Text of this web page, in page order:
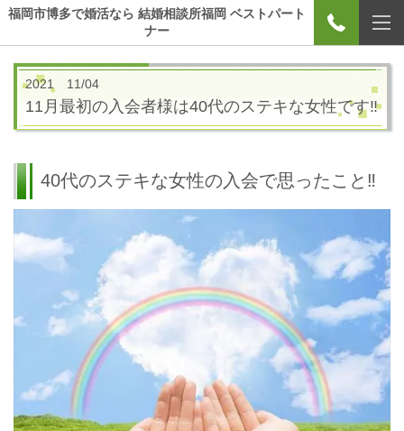
福岡市博多で婚活なら 結婚相談所福岡 ベストパート
ナー
2021 11/04
11月最初の入会者様は40代のステキな女性です‼
40代のステキな女性の入会で思ったこと‼